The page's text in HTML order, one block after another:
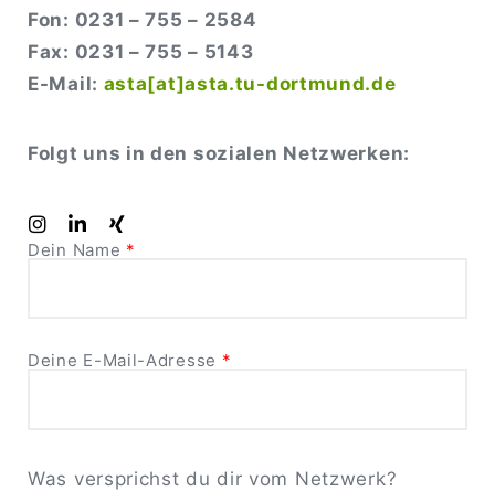
Fon: 0231 – 755 – 2584
Fax: 0231 – 755 – 5143
E-Mail: asta[at]asta.tu-dortmund.de
Folgt uns in den sozialen Netzwerken:
Dein Name *
Deine E-Mail-Adresse *
Was versprichst du dir vom Netzwerk?